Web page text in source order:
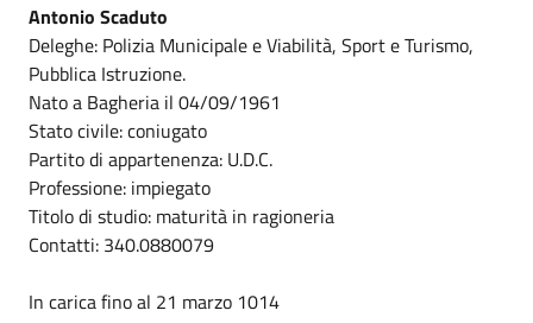
Antonio Scaduto
Deleghe: Polizia Municipale e Viabilità, Sport e Turismo,
Pubblica Istruzione.
Nato a Bagheria il 04/09/1961
Stato civile: coniugato
Partito di appartenenza: U.D.C.
Professione: impiegato
Titolo di studio: maturità in ragioneria
Contatti: 340.0880079
In carica fino al 21 marzo 1014